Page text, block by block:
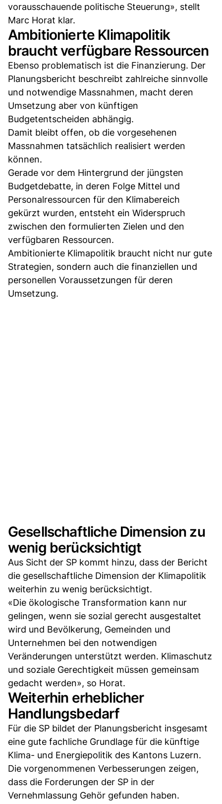
vorausschauende politische Steuerung», stellt
Marc Horat klar.
Ambitionierte Klimapolitik
braucht verfügbare Ressourcen
Ebenso problematisch ist die Finanzierung. Der
Planungsbericht beschreibt zahlreiche sinnvolle
und notwendige Massnahmen, macht deren
Umsetzung aber von künftigen
Budgetentscheiden abhängig.
Damit bleibt offen, ob die vorgesehenen
Massnahmen tatsächlich realisiert werden
können.
Gerade vor dem Hintergrund der jüngsten
Budgetdebatte, in deren Folge Mittel und
Personalressourcen für den Klimabereich
gekürzt wurden, entsteht ein Widerspruch
zwischen den formulierten Zielen und den
verfügbaren Ressourcen.
Ambitionierte Klimapolitik braucht nicht nur gute
Strategien, sondern auch die finanziellen und
personellen Voraussetzungen für deren
Umsetzung.
Gesellschaftliche Dimension zu
wenig berücksichtigt
Aus Sicht der SP kommt hinzu, dass der Bericht
die gesellschaftliche Dimension der Klimapolitik
weiterhin zu wenig berücksichtigt.
«Die ökologische Transformation kann nur
gelingen, wenn sie sozial gerecht ausgestaltet
wird und Bevölkerung, Gemeinden und
Unternehmen bei den notwendigen
Veränderungen unterstützt werden. Klimaschutz
und soziale Gerechtigkeit müssen gemeinsam
gedacht werden», so Horat.
Weiterhin erheblicher
Handlungsbedarf
Für die SP bildet der Planungsbericht insgesamt
eine gute fachliche Grundlage für die künftige
Klima- und Energiepolitik des Kantons Luzern.
Die vorgenommenen Verbesserungen zeigen,
dass die Forderungen der SP in der
Vernehmlassung Gehör gefunden haben.